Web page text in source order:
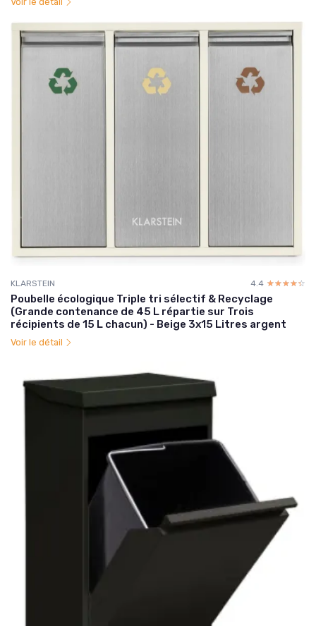
KLARSTEIN 4.4 ☆☆☆☆☆
★★★★★
Poubelle écologique Triple tri sélectif & Recyclage
(Grande contenance de 45 L répartie sur Trois
récipients de 15 L chacun) - Beige 3x15 Litres argent
Voir le détail